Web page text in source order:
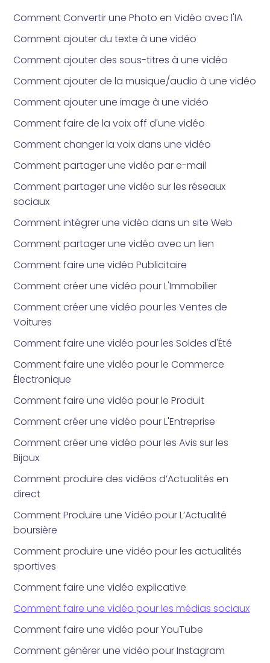
Comment Convertir une Photo en Vidéo avec l'IA
Comment ajouter du texte à une vidéo
Comment ajouter des sous-titres à une vidéo
Comment ajouter de la musique/audio à une vidéo
Comment ajouter une image à une vidéo
Comment faire de la voix off d'une vidéo
Comment changer la voix dans une vidéo
Comment partager une vidéo par e-mail
Comment partager une vidéo sur les réseaux
sociaux
Comment intégrer une vidéo dans un site Web
Comment partager une vidéo avec un lien
Comment faire une vidéo Publicitaire
Comment créer une vidéo pour L'Immobilier
Comment créer une vidéo pour les Ventes de
Voitures
Comment faire une vidéo pour les Soldes d'Été
Comment faire une vidéo pour le Commerce
Électronique
Comment faire une vidéo pour le Produit
Comment créer une vidéo pour L'Entreprise
Comment créer une vidéo pour les Avis sur les
Bijoux
Comment produire des vidéos d’Actualités en
direct
Comment Produire une Vidéo pour L’Actualité
boursière
Comment produire une vidéo pour les actualités
sportives
Comment faire une vidéo explicative
Comment faire une vidéo pour les médias sociaux
Comment faire une vidéo pour YouTube
Comment générer une vidéo pour Instagram